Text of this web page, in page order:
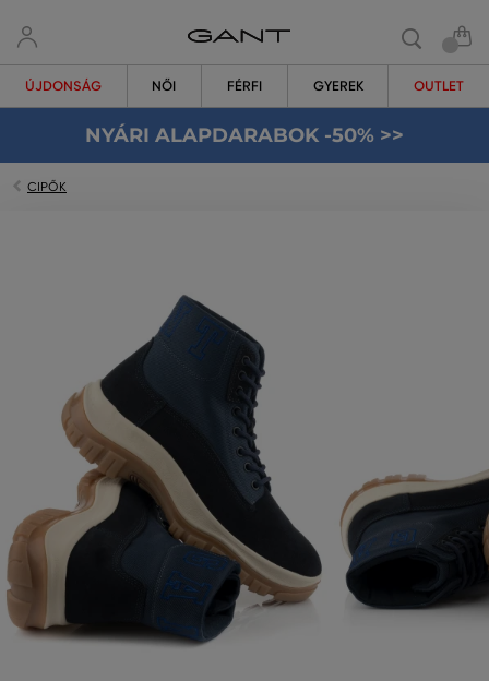
ÚJDONSÁG NŐI FÉRFI GYEREK OUTLET
NYÁRI ALAPDARABOK -50% >>
CIPŐK